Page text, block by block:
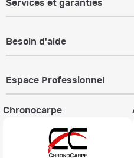
Services et garanties
Besoin d'aide
Espace Professionnel
Chronocarpe